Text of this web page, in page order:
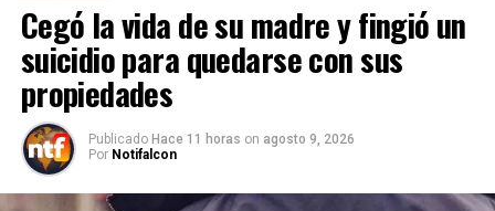
Cegó la vida de su madre y fingió un
suicidio para quedarse con sus
propiedades
Publicado Hace 11 horas on agosto 9, 2026
Por Notifalcon